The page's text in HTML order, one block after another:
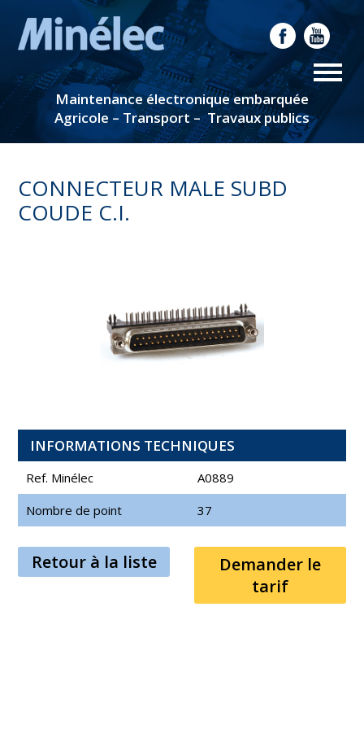
Maintenance électronique embarquée
Agricole – Transport – Travaux publics
CONNECTEUR MALE SUBD
COUDE C.I.
INFORMATIONS TECHNIQUES
Ref. Minélec
A0889
Nombre de point
37
Retour à la liste
Demander le
tarif